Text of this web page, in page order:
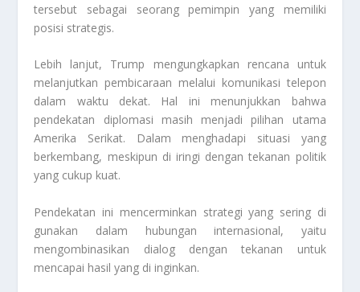
tersebut sebagai seorang pemimpin yang memiliki
posisi strategis.
Lebih lanjut, Trump mengungkapkan rencana untuk
melanjutkan pembicaraan melalui komunikasi telepon
dalam waktu dekat. Hal ini menunjukkan bahwa
pendekatan diplomasi masih menjadi pilihan utama
Amerika Serikat. Dalam menghadapi situasi yang
berkembang, meskipun di iringi dengan tekanan politik
yang cukup kuat.
Pendekatan ini mencerminkan strategi yang sering di
gunakan dalam hubungan internasional, yaitu
mengombinasikan dialog dengan tekanan untuk
mencapai hasil yang di inginkan.